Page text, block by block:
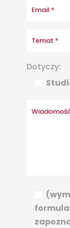
Dotyczy: